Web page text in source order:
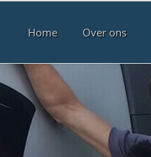
Home Over ons